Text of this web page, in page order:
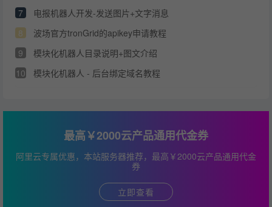
7
电报机器人开发-发送图片+文字消息
8
波场官方tronGrid的apikey申请教程
9
模块化机器人目录说明+图文介绍
10
模块化机器人 - 后台绑定域名教程
最高￥2000云产品通用代金券
阿里云专属优惠，本站服务器推荐，最高￥2000云产品通用代金
券
立即查看